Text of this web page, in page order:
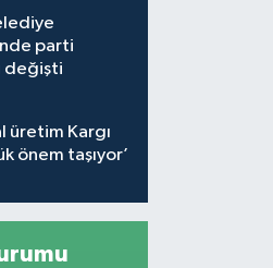
parti
değişti
üretim Kargı
önem taşıyor’